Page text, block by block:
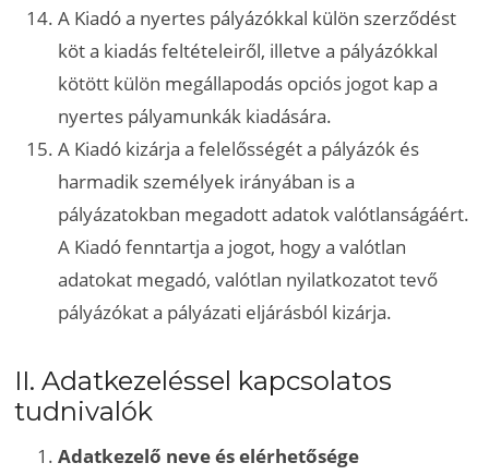
A Kiadó a nyertes pályázókkal külön szerződést
köt a kiadás feltételeiről, illetve a pályázókkal
kötött külön megállapodás opciós jogot kap a
nyertes pályamunkák kiadására.
A Kiadó kizárja a felelősségét a pályázók és
harmadik személyek irányában is a
pályázatokban megadott adatok valótlanságáért.
A Kiadó fenntartja a jogot, hogy a valótlan
adatokat megadó, valótlan nyilatkozatot tevő
pályázókat a pályázati eljárásból kizárja.
II. Adatkezeléssel kapcsolatos
tudnivalók
Adatkezelő neve és elérhetősége